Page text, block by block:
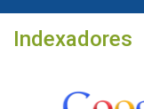
Indexadores